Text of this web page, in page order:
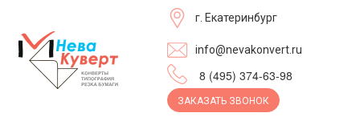
г. Екатеринбург
info@nevakonvert.ru
8 (495) 374-63-98
ЗАКАЗАТЬ ЗВОНОК